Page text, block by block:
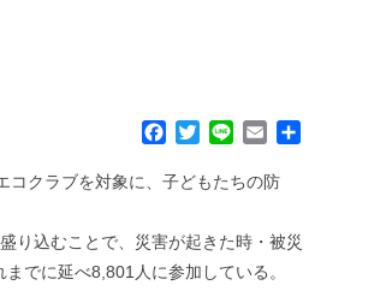
c
o
o
i
e
r
n
a
コクラブを対象に、子どもたちの防
り込むことで、災害が起きた時・被災
でに延べ8,801人に参加している。